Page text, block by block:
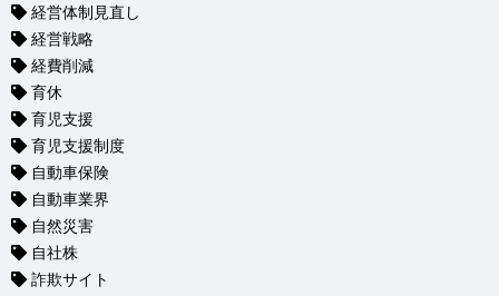
経営体制見直し
経営戦略
経費削減
育休
育児支援
育児支援制度
自動車保険
自動車業界
自然災害
自社株
詐欺サイト